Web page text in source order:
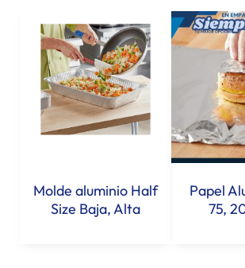
Molde aluminio Half
Size Baja, Alta
Papel
75,